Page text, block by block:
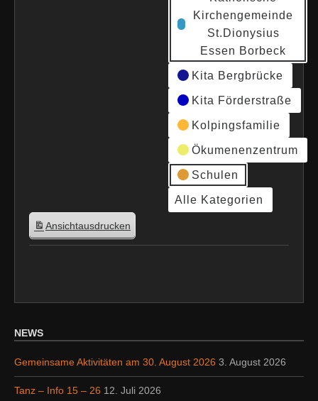
Kirchengemeinde
St.Dionysius
Essen Borbeck
Kita Bergbrücke
Kita Förderstraße
Kolpingsfamilie
Ökumenenzentrum
Schulen
Alle Kategorien
Ansichtausdrucken
NEWS
Gemeinsame Aktivitäten am 30. August 2026 3. August 2026
Tanz – Info 15 – 26 12. Juli 2026